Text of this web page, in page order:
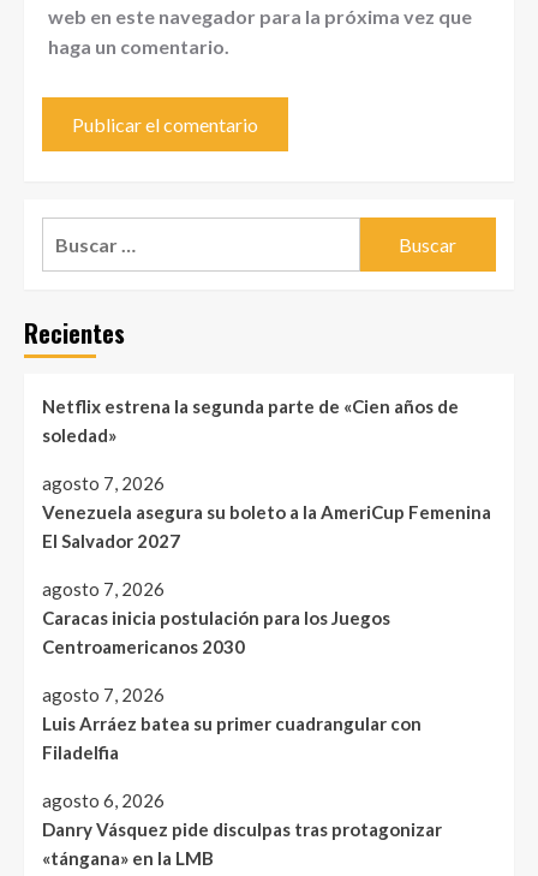
web en este navegador para la próxima vez que
haga un comentario.
Recientes
Netflix estrena la segunda parte de «Cien años de
soledad»
agosto 7, 2026
Venezuela asegura su boleto a la AmeriCup Femenina
El Salvador 2027
agosto 7, 2026
Caracas inicia postulación para los Juegos
Centroamericanos 2030
agosto 7, 2026
Luis Arráez batea su primer cuadrangular con
Filadelfia
agosto 6, 2026
Danry Vásquez pide disculpas tras protagonizar
«tángana» en la LMB